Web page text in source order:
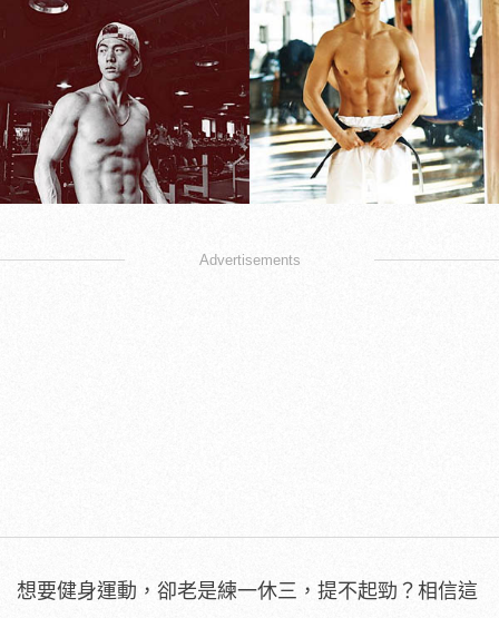
Advertisements
想要健身運動，卻老是練一休三，提不起勁？相信這